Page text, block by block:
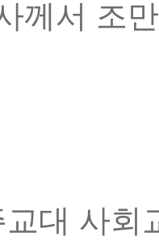
께서 조
대 사회